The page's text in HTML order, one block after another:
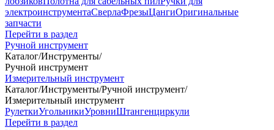
электроинструментаСверлаФрезыЦангиОригинальные
запчасти
Перейти в раздел
Ручной инструмент
Каталог/Инструменты/
Ручной инструмент
Измерительный инструмент
Каталог/Инструменты/Ручной инструмент/
Измерительный инструмент
РулеткиУгольникиУровниШтангенциркули
Перейти в раздел